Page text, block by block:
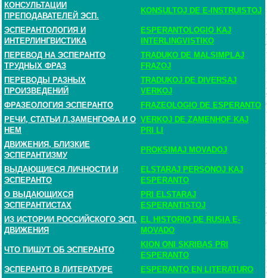
КОНСУЛЬТАЦИИ
ПРЕПОДАВАТЕЛЕЙ ЭСП.
KONSULTOJ DE E-INSTRUISTOJ
ЭСПЕРАНТОЛОГИЯ И
ИНТЕРЛИНГВИСТИКА
ESPERANTOLOGIO KAJ
INTERLINGVISTIKO
ПЕРЕВОД НА ЭСПЕРАНТО
ТРУДНЫХ ФРАЗ
TRADUKO DE MALSIMPLAJ
FRAZOJ
ПЕРЕВОДЫ РАЗНЫХ
ПРОИЗВЕДЕНИЙ
TRADUKOJ DE DIVERSAJ
VERKOJ
ФРАЗЕОЛОГИЯ ЭСПЕРАНТО
FRAZEOLOGIO DE ESPERANTO
РЕЧИ, СТАТЬИ Л.ЗАМЕНГОФА И О
НЕМ
VERKOJ DE ZAMENHOF KAJ
PRI LI
ДВИЖЕНИЯ, БЛИЗКИЕ
ЭСПЕРАНТИЗМУ
PROKSIMAJ MOVADOJ
ВЫДАЮЩИЕСЯ ЛИЧНОСТИ И
ЭСПЕРАНТО
ELSTARAJ PERSONOJ KAJ
ESPERANTO
О ВЫДАЮЩИХСЯ
ЭСПЕРАНТИСТАХ
PRI ELSTARAJ
ESPERANTISTOJ
ИЗ ИСТОРИИ РОССИЙСКОГО ЭСП.
ДВИЖЕНИЯ
EL HISTORIO DE RUSIA E-
MOVADO
ЧТО ПИШУТ ОБ ЭСПЕРАНТО
KION ONI SKRIBAS PRI
ESPERANTO
ЭСПЕРАНТО В ЛИТЕРАТУРЕ
ESPERANTO EN LITERATURO